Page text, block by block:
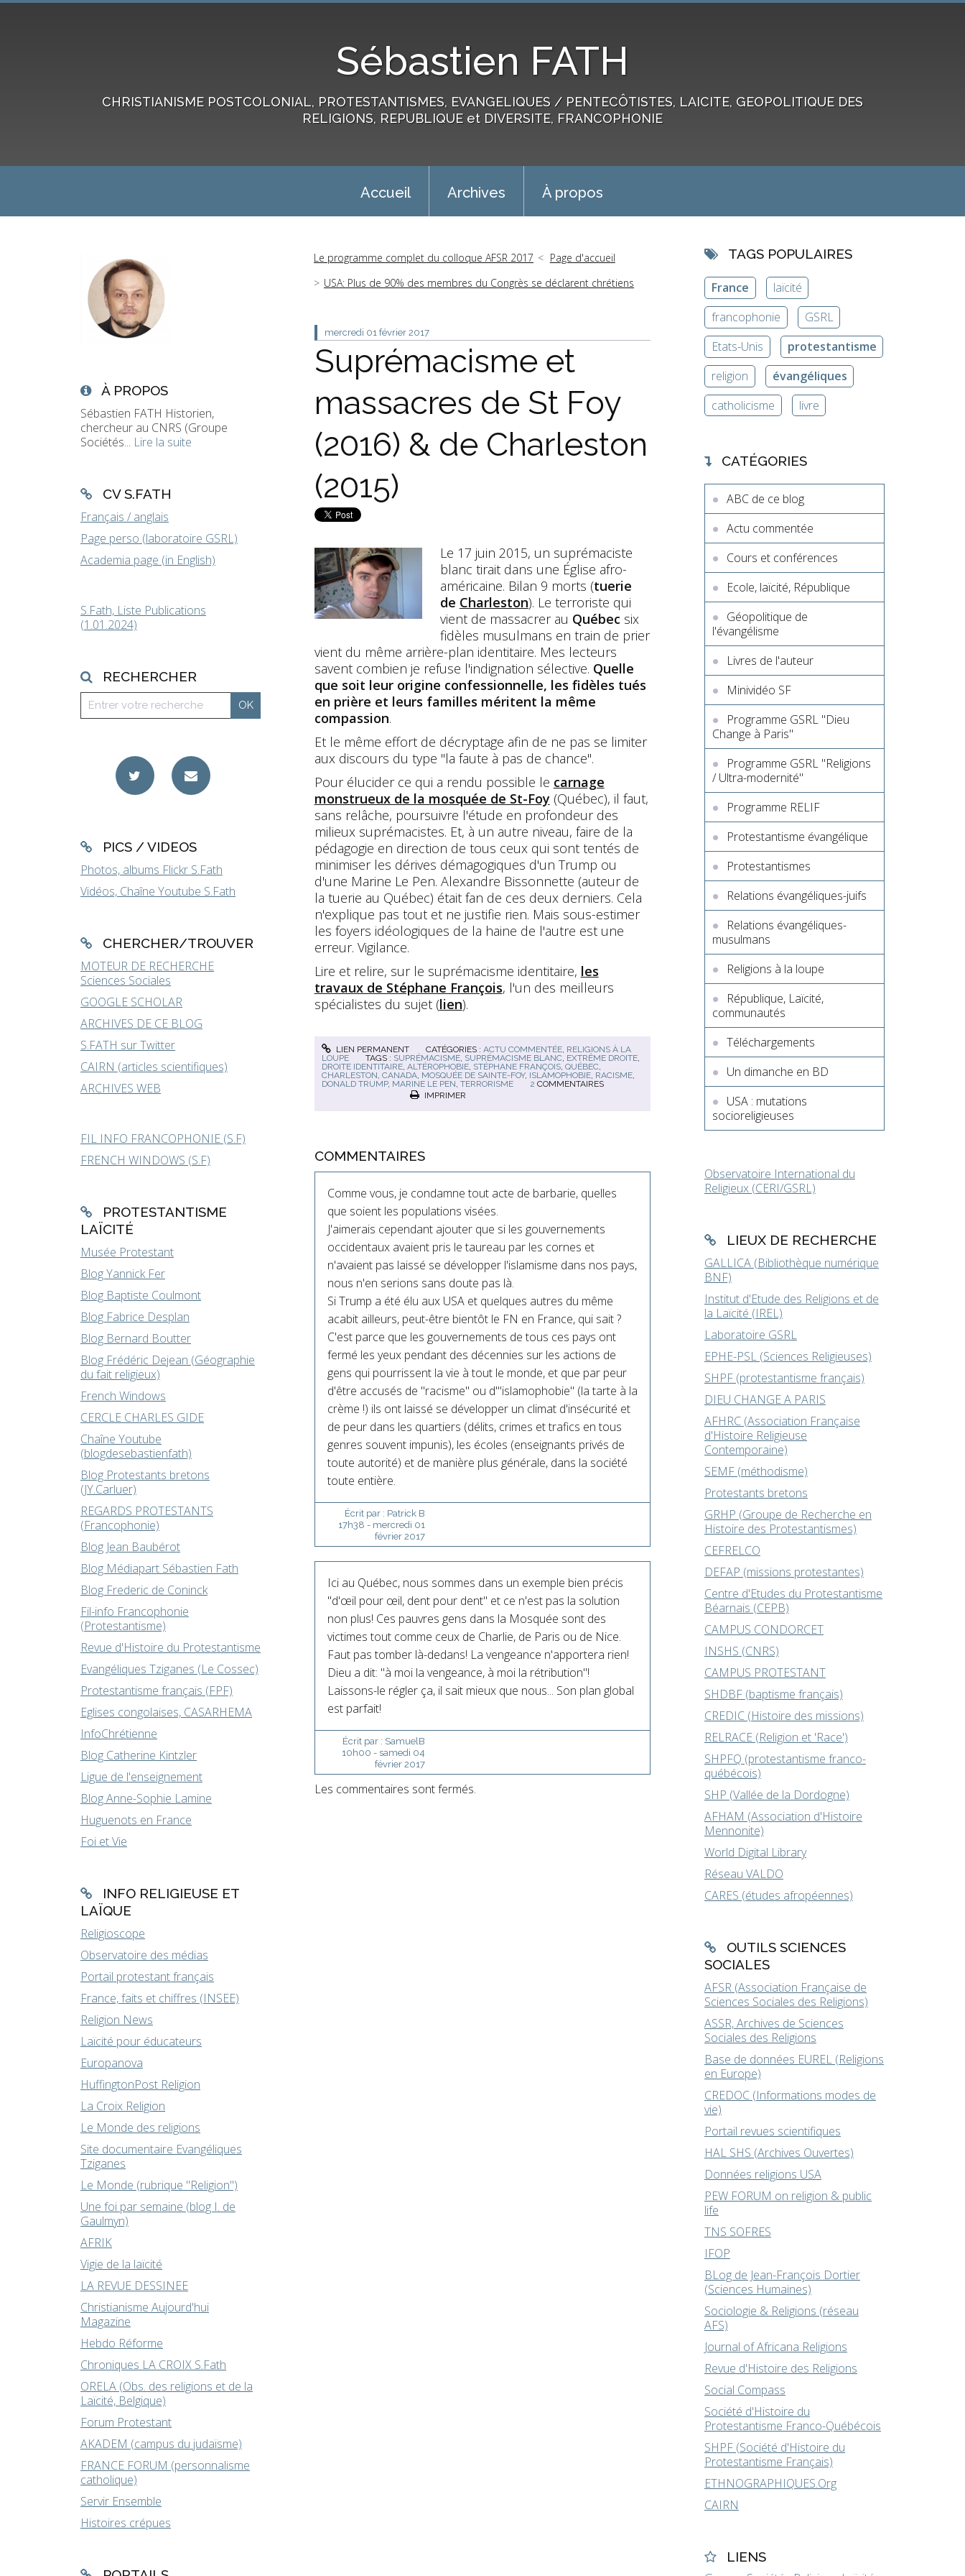
Sébastien FATH
CHRISTIANISME POSTCOLONIAL, PROTESTANTISMES, EVANGELIQUES / PENTECÔTISTES, LAICITE, GEOPOLITIQUE DES
RELIGIONS, REPUBLIQUE et DIVERSITE, FRANCOPHONIE
Accueil Archives À propos
À PROPOS
Sébastien FATH Historien,
chercheur au CNRS (Groupe
Sociétés... Lire la suite
CV S.FATH
Français / anglais
Page perso (laboratoire GSRL)
Academia page (in English)
S.Fath, Liste Publications
(1.01.2024)
RECHERCHER
PICS / VIDEOS
Photos, albums Flickr S.Fath
Vidéos, Chaîne Youtube S.Fath
CHERCHER/TROUVER
MOTEUR DE RECHERCHE
Sciences Sociales
GOOGLE SCHOLAR
ARCHIVES DE CE BLOG
S.FATH sur Twitter
CAIRN (articles scientifiques)
ARCHIVES WEB
FIL INFO FRANCOPHONIE (S.F)
FRENCH WINDOWS (S.F)
PROTESTANTISME
LAÏCITÉ
Musée Protestant
Blog Yannick Fer
Blog Baptiste Coulmont
Blog Fabrice Desplan
Blog Bernard Boutter
Blog Frédéric Dejean (Géographie
du fait religieux)
French Windows
CERCLE CHARLES GIDE
Chaîne Youtube
(blogdesebastienfath)
Blog Protestants bretons
(JY.Carluer)
REGARDS PROTESTANTS
(Francophonie)
Blog Jean Baubérot
Blog Médiapart Sébastien Fath
Blog Frederic de Coninck
Fil-info Francophonie
(Protestantisme)
Revue d'Histoire du Protestantisme
Evangéliques Tziganes (Le Cossec)
Protestantisme français (FPF)
Eglises congolaises, CASARHEMA
InfoChrétienne
Blog Catherine Kintzler
Ligue de l'enseignement
Blog Anne-Sophie Lamine
Huguenots en France
Foi et Vie
INFO RELIGIEUSE ET
LAÏQUE
Religioscope
Observatoire des médias
Portail protestant français
France, faits et chiffres (INSEE)
Religion News
Laïcité pour éducateurs
Europanova
HuffingtonPost Religion
La Croix Religion
Le Monde des religions
Site documentaire Evangéliques
Tziganes
Le Monde (rubrique "Religion")
Une foi par semaine (blog I. de
Gaulmyn)
AFRIK
Vigie de la laïcité
LA REVUE DESSINEE
Christianisme Aujourd'hui
Magazine
Hebdo Réforme
Chroniques LA CROIX S.Fath
ORELA (Obs. des religions et de la
Laïcité, Belgique)
Forum Protestant
AKADEM (campus du judaïsme)
FRANCE FORUM (personnalisme
catholique)
Servir Ensemble
Histoires crépues
Le programme complet du colloque AFSR 2017
Page d'accueil
USA: Plus de 90% des membres du Congrès se déclarent chrétiens
mercredi 01 février 2017
Suprémacisme et
massacres de St Foy
(2016) & de Charleston
(2015)
Le 17 juin 2015, un suprémaciste
blanc tirait dans une Église afro-
américaine. Bilan 9 morts (tuerie
de Charleston). Le terroriste qui
vient de massacrer au Québec six
fidèles musulmans en train de prier
vient du même arrière-plan identitaire. Mes lecteurs
savent combien je refuse l'indignation sélective. Quelle
que soit leur origine confessionnelle, les fidèles tués
en prière et leurs familles méritent la même
compassion.
Et le même effort de décryptage afin de ne pas se limiter
aux discours du type "la faute à pas de chance".
Pour élucider ce qui a rendu possible le carnage
monstrueux de la mosquée de St-Foy (Québec), il faut,
sans relâche, poursuivre l'étude en profondeur des
milieux suprémacistes. Et, à un autre niveau, faire de la
pédagogie en direction de tous ceux qui sont tentés de
minimiser les dérives démagogiques d'un Trump ou
d'une Marine Le Pen. Alexandre Bissonnette (auteur de
la tuerie au Québec) était fan de ces deux derniers. Cela
n'explique pas tout et ne justifie rien. Mais sous-estimer
les foyers idéologiques de la haine de l'autre est une
erreur. Vigilance.
Lire et relire, sur le suprémacisme identitaire, les
travaux de Stéphane François, l'un des meilleurs
spécialistes du sujet (lien).
LIEN PERMANENT CATÉGORIES :ACTU COMMENTÉE RELIGIONS À LA
LOUPE
TAGS : SUPRÉMACISME, SUPRÉMACISME BLANC, EXTRÊME DROITE,
DROITE IDENTITAIRE, ALTÉROPHOBIE, STÉPHANE FRANÇOIS, QUÉBEC,
CHARLESTON CANADA, MOSQUÉE DE SAINTE-FOY, ISLAMOPHOBIE, RACISME,
DONALD TRUMP, MARINE LE PEN TERRORISME 2 COMMENTAIRES
IMPRIMER
COMMENTAIRES
Comme vous, je condamne tout acte de barbarie, quelles
que soient les populations visées.
J'aimerais cependant ajouter que si les gouvernements
occidentaux avaient pris le taureau par les cornes et
n'avaient pas laissé se développer l'islamisme dans nos pays,
nous n'en serions sans doute pas là.
Si Trump a été élu aux USA et quelques autres du même
acabit ailleurs, peut-être bientôt le FN en France, qui sait ?
C'est parce que les gouvernements de tous ces pays ont
fermé les yeux pendant des décennies sur les actions de
gens qui pourrissent la vie à tout le monde, et que par peur
d'être accusés de "racisme" ou d'"islamophobie" (la tarte à la
crème !) ils ont laissé se développer un climat d'insécurité et
de peur dans les quartiers (délits, crimes et trafics en tous
genres souvent impunis), les écoles (enseignants privés de
toute autorité) et de manière plus générale, dans la société
toute entière.
Écrit par : Patrick B
17h38 - mercredi 01
février 2017
Ici au Québec, nous sommes dans un exemple bien précis
"d'œil pour œil, dent pour dent" et ce n'est pas la solution
non plus! Ces pauvres gens dans la Mosquée sont des
victimes tout comme ceux de Charlie, de Paris ou de Nice.
Faut pas tomber là-dedans! La vengeance n'apportera rien!
Dieu a dit: "à moi la vengeance, à moi la rétribution"!
Laissons-le régler ça, il sait mieux que nous... Son plan global
est parfait!
Écrit par : SamuelB
10h00 - samedi 04
février 2017
Les commentaires sont fermés.
TAGS POPULAIRES
France
laïcité
francophonie
GSRL
Etats-Unis
protestantisme
religion
évangéliques
catholicisme
livre
CATÉGORIES
ABC de ce blog
Actu commentée
Cours et conférences
Ecole, laïcité, République
Géopolitique de
l'évangélisme
Livres de l'auteur
Minividéo SF
Programme GSRL "Dieu
Change à Paris"
Programme GSRL "Religions
/ Ultra-modernité"
Programme RELIF
Protestantisme évangélique
Protestantismes
Relations évangéliques-juifs
Relations évangéliques-
musulmans
Religions à la loupe
République, Laïcité,
communautés
Téléchargements
Un dimanche en BD
USA : mutations
socioreligieuses
Observatoire International du
Religieux (CERI/GSRL)
LIEUX DE RECHERCHE
GALLICA (Bibliothèque numérique
BNF)
Institut d'Etude des Religions et de
la Laïcité (IREL)
Laboratoire GSRL
EPHE-PSL (Sciences Religieuses)
SHPF (protestantisme français)
DIEU CHANGE A PARIS
AFHRC (Association Française
d'Histoire Religieuse
Contemporaine)
SEMF (méthodisme)
Protestants bretons
GRHP (Groupe de Recherche en
Histoire des Protestantismes)
CEFRELCO
DEFAP (missions protestantes)
Centre d'Etudes du Protestantisme
Béarnais (CEPB)
CAMPUS CONDORCET
INSHS (CNRS)
CAMPUS PROTESTANT
SHDBF (baptisme français)
CREDIC (Histoire des missions)
RELRACE (Religion et 'Race')
SHPFQ (protestantisme franco-
québécois)
SHP (Vallée de la Dordogne)
AFHAM (Association d'Histoire
Mennonite)
World Digital Library
Réseau VALDO
CARES (études afropéennes)
OUTILS SCIENCES
SOCIALES
AFSR (Association Française de
Sciences Sociales des Religions)
ASSR, Archives de Sciences
Sociales des Religions
Base de données EUREL (Religions
en Europe)
CREDOC (Informations modes de
vie)
Portail revues scientifiques
HAL SHS (Archives Ouvertes)
Données religions USA
PEW FORUM on religion & public
life
TNS SOFRES
IFOP
BLog de Jean-François Dortier
(Sciences Humaines)
Sociologie & Religions (réseau
AFS)
Journal of Africana Religions
Revue d'Histoire des Religions
Social Compass
Société d'Histoire du
Protestantisme Franco-Québécois
SHPF (Société d'Histoire du
Protestantisme Français)
ETHNOGRAPHIQUES.Org
CAIRN
LIENS